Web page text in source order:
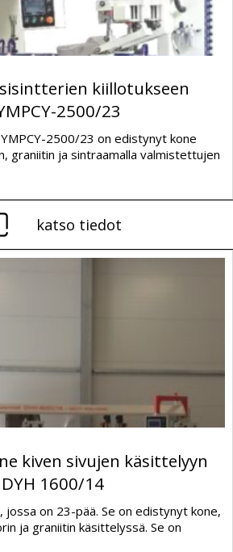
kiillotukseen
2500/23
2500/23 on edistynyt kone
graniitin ja sintraamalla valmistettujen
katso tiedot
kiven sivujen käsittelyyn
DYH 1600/14
jossa on 23-pää. Se on edistynyt kone,
ja graniitin käsittelyssä. Se on